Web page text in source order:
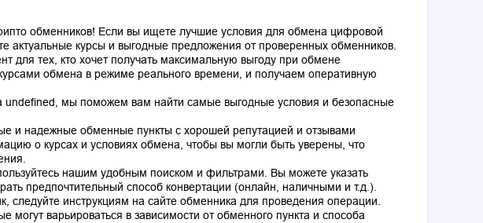
обменников! Если вы ищете лучшие условия для обмена цифровой
актуальные курсы и выгодные предложения от проверенных обменников.
для тех, кто хочет получать максимальную выгоду при обмене
обмена в режиме реального времени, и получаем оперативную
мы поможем вам найти самые выгодные условия и безопасные
и надежные обменные пункты с хорошей репутацией и отзывами
о курсах и условиях обмена, чтобы вы могли быть уверены, что
нашим удобным поиском и фильтрами. Вы можете указать
предпочтительный способ конвертации (онлайн, наличными и т.д.).
следуйте инструкциям на сайте обменника для проведения операции.
варьироваться в зависимости от обменного пункта и способа